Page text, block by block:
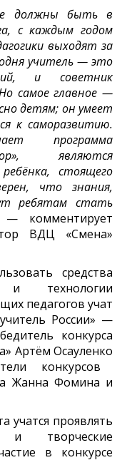
должны быть в
с каждым годом
выходят за
учитель — это
и советник
самое главное —
детям; он умеет
к саморазвитию.
программа
являются
стоящего
что знания,
ребятам стать
комментирует
ВДЦ «Смена»
средства
и технологии
педагогов учат
России» —
конкурса
Артём Осауленко
конкурсов
Жанна Фомина и
учатся проявлять
и творческие
в конкурсе